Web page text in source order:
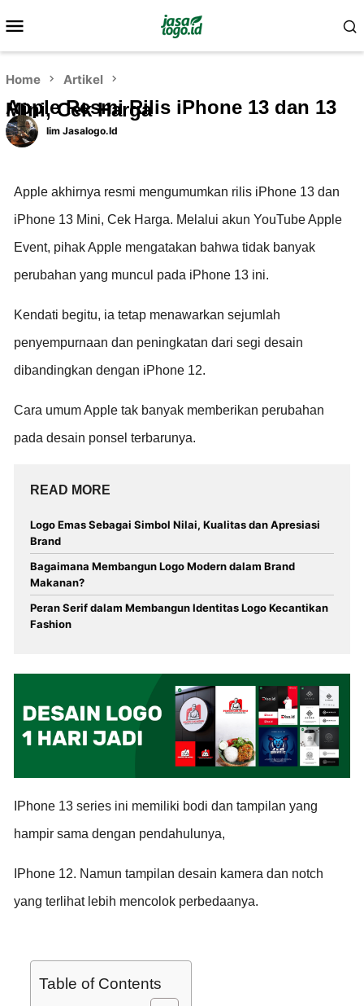
Home Artikel
Apple Resmi Rilis iPhone 13 dan 13
Mini, Cek Harga
Iim Jasalogo.id
Apple akhirnya resmi mengumumkan rilis iPhone 13 dan
iPhone 13 Mini, Cek Harga. Melalui akun YouTube Apple
Event, pihak Apple mengatakan bahwa tidak banyak
perubahan yang muncul pada iPhone 13 ini.
Kendati begitu, ia tetap menawarkan sejumlah
penyempurnaan dan peningkatan dari segi desain
dibandingkan dengan iPhone 12.
Cara umum Apple tak banyak memberikan perubahan
pada desain ponsel terbarunya.
READ MORE
Logo Emas Sebagai Simbol Nilai, Kualitas dan Apresiasi
Brand
Bagaimana Membangun Logo Modern dalam Brand
Makanan?
Peran Serif dalam Membangun Identitas Logo Kecantikan
Fashion
IPhone 13 series ini memiliki bodi dan tampilan yang
hampir sama dengan pendahulunya,
IPhone 12. Namun tampilan desain kamera dan notch
yang terlihat lebih mencolok perbedaanya.
Table of Contents